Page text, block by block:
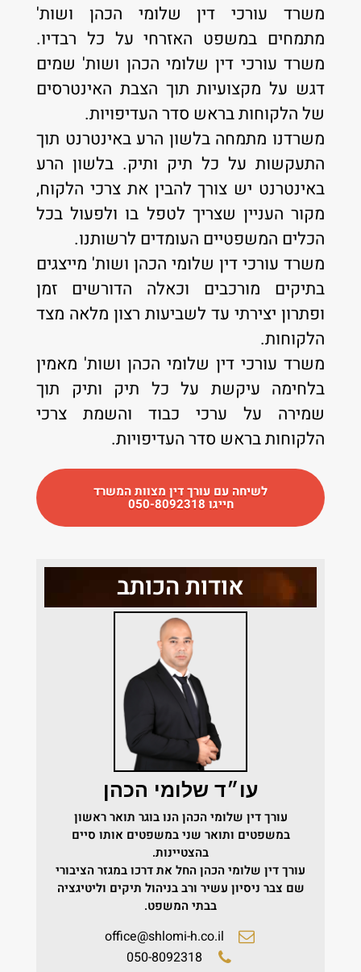
משרד עורכי דין שלומי הכהן ושות'
מתמחים במשפט האזרחי על כל רבדיו.
משרד עורכי דין שלומי הכהן ושות' שמים
דגש על מקצועיות תוך הצבת האינטרסים
של הלקוחות בראש סדר העדיפויות.
משרדנו מתמחה בלשון הרע באינטרנט תוך
התעקשות על כל תיק ותיק. בלשון הרע
באינטרנט יש צורך להבין את צרכי הלקוח,
מקור העניין שצריך לטפל בו ולפעול בכל
הכלים המשפטיים העומדים לרשותנו.
משרד עורכי דין שלומי הכהן ושות' מייצגים
בתיקים מורכבים וכאלה הדורשים זמן
ופתרון יצירתי עד לשביעות רצון מלאה מצד
הלקוחות.
משרד עורכי דין שלומי הכהן ושות' מאמין
בלחימה עיקשת על כל תיק ותיק תוך
שמירה על ערכי כבוד והשמת צרכי
הלקוחות בראש סדר העדיפויות.
לשיחה עם עורך דין מצוות המשרד
חייגו 050-8092318
אודות הכותב
עו״ד שלומי הכהן
עורך דין שלומי הכהן הנו בוגר תואר ראשון
במשפטים ותואר שני במשפטים אותו סיים
בהצטיינות.
עורך דין שלומי הכהן החל את דרכו במגזר הציבורי
שם צבר ניסיון עשיר ורב בניהול תיקים וליטיגציה
בבתי המשפט.
office@shlomi-h.co.il
050-8092318